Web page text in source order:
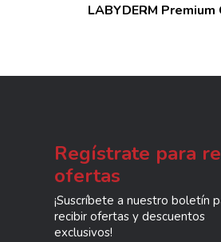
LABYDERM Premium
Regístrate para
ofertas
¡Suscríbete a nuestro boletín
recibir ofertas y descuentos
exclusivos!